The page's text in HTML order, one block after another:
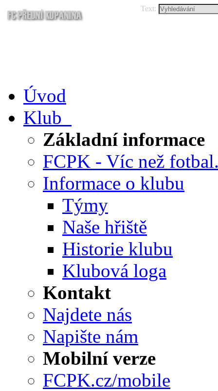
Text:
Úvod
Klub
Základní informace
FCPK - Víc než
Informace o klubu
Týmy
Naše hřiště
Historie klubu
Klubová loga
Kontakt
Najdete nás
Napište nám
Mobilní verze
FCPK.cz/mobile